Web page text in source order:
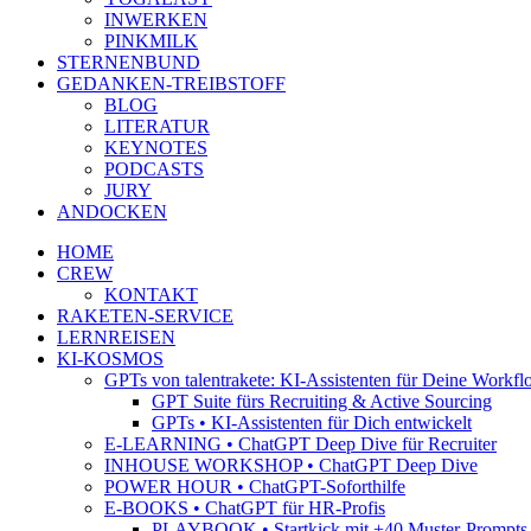
INWERKEN
PINKMILK
STERNENBUND
GEDANKEN-TREIBSTOFF
BLOG
LITERATUR
KEYNOTES
PODCASTS
JURY
ANDOCKEN
HOME
CREW
KONTAKT
RAKETEN-SERVICE
LERNREISEN
KI-KOSMOS
GPTs von talentrakete: KI-Assistenten für Deine
GPT Suite fürs Recruiting & Active Sourcing
GPTs • KI-Assistenten für Dich entwickelt
E-LEARNING • ChatGPT Deep Dive für Recruiter
INHOUSE WORKSHOP • ChatGPT Deep Dive
POWER HOUR • ChatGPT-Soforthilfe
E-BOOKS • ChatGPT für HR-Profis